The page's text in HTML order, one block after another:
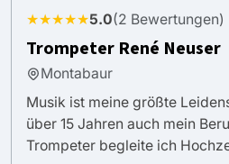
★★★★★5.0(2 Bewertungen)
Trompeter René Neuser
Montabaur
Musik ist meine größte
über 15 Jahren auch mein
Trompeter begleite ich